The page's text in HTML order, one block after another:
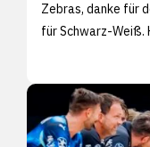
Zebras, danke für
für Schwarz-Weiß.